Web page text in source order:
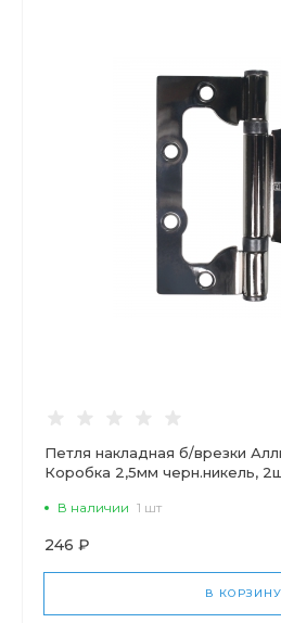
Петля накладная б/врезки
Коробка 2,5мм черн.никель,
В наличии 1 шт
246 ₽
В КОРЗИНУ